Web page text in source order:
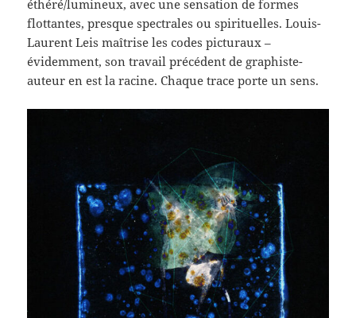
éthéré/lumineux, avec une sensation de formes
flottantes, presque spectrales ou spirituelles. Louis-
Laurent Leis maîtrise les codes picturaux –
évidemment, son travail précédent de graphiste-
auteur en est la racine. Chaque trace porte un sens.